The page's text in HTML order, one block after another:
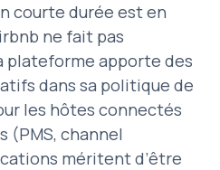
courte durée est en
ne fait pas
plateforme apporte des
dans sa politique de
les hôtes connectés
(PMS, channel
méritent d’être